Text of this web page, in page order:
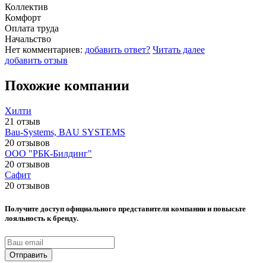
Коллектив
Комфорт
Оплата труда
Начальство
Нет комментариев: добавить ответ? Читать далее
добавить отзыв
Похожие компании
Хилти
21 отзыв
Bau-Systems, BAU SYSTEMS
20 отзывов
ООО "РБК-Билдинг"
20 отзывов
Сафит
20 отзывов
Получите доступ официального представителя компании и повысьте
лояльность к бренду.
Отправить